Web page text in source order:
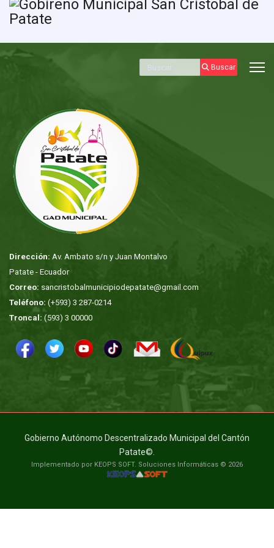
Buscar Buscar
Dirección: Av. Ambato s/n y Juan Montalvo
Patate - Ecuador
Correo: sancristobalmunicipiodepatate@gmail.com
Teléfono: (+593) 3 287-0214
Troncal: (593) 3 00000
Gobierno Autónomo Descentralizado Municipal del Cantón
Patate©.
Implementado por KEOPS SOFT. Soluciones Informáticas © 2026